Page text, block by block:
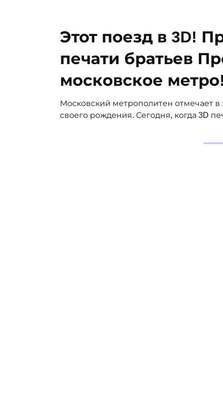
Этот поезд в 3D!
печати братьев
московское метро!
Московский метрополитен отмечает в
своего рождения. Сегодня, когда 3D